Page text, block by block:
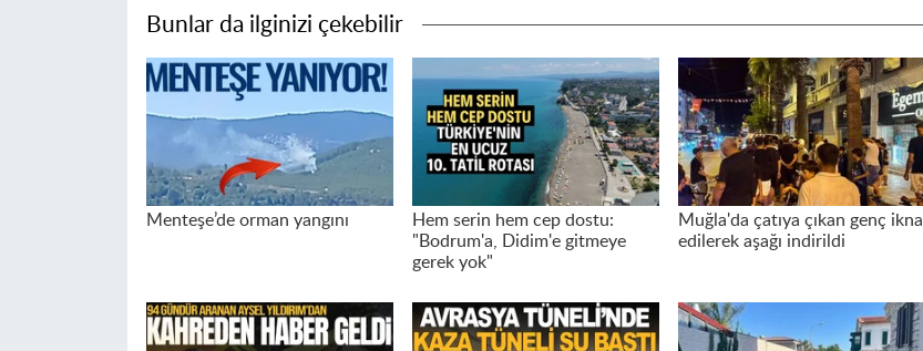
Bunlar da ilginizi çekebilir
Menteşe’de orman yangını
Hem serin hem cep dostu:
"Bodrum'a, Didim'e gitmeye
gerek yok"
Muğla'da çatıya çıkan genç ikna
edilerek aşağı indirildi